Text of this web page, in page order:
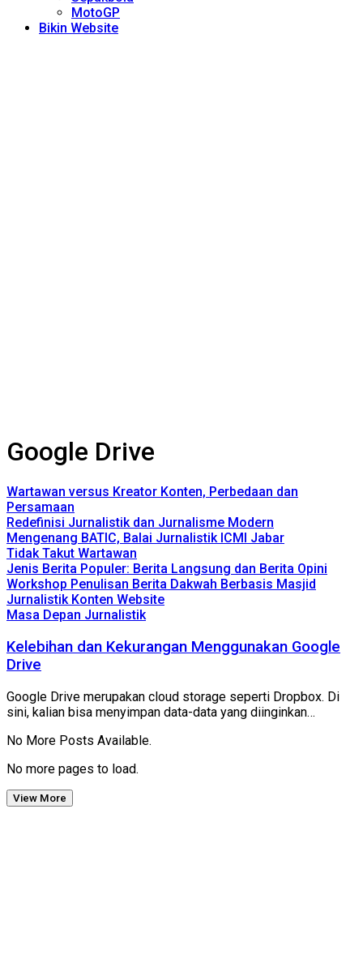
MotoGP
Bikin Website
Google Drive
Wartawan versus Kreator Konten, Perbedaan dan
Persamaan
Redefinisi Jurnalistik dan Jurnalisme Modern
Mengenang BATIC, Balai Jurnalistik ICMI Jabar
Tidak Takut Wartawan
Jenis Berita Populer: Berita Langsung dan Berita Opini
Workshop Penulisan Berita Dakwah Berbasis Masjid
Jurnalistik Konten Website
Masa Depan Jurnalistik
Kelebihan dan Kekurangan Menggunakan Google
Drive
Google Drive merupakan cloud storage seperti Dropbox. Di
sini, kalian bisa menyimpan data-data yang diinginkan…
No More Posts Available.
No more pages to load.
View More